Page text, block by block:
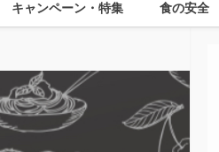
キャンペーン・特集 食の安全